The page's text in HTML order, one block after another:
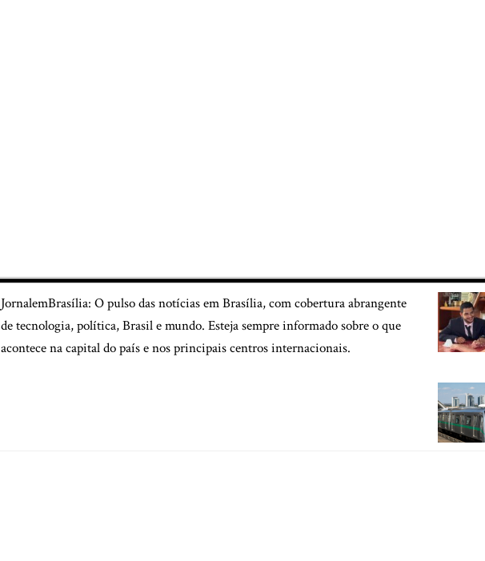
JornalemBrasília: O pulso das notícias em Brasília, com cobertura abrangente
de tecnologia, política, Brasil e mundo. Esteja sempre informado sobre o que
acontece na capital do país e nos principais centros internacionais.